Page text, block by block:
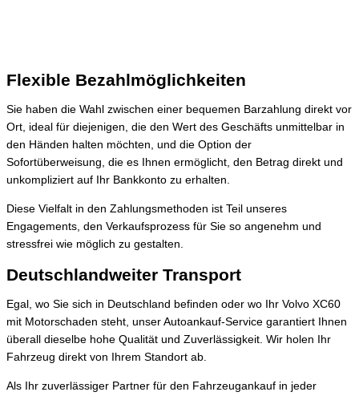
Flexible Bezahlmöglichkeiten
Sie haben die Wahl zwischen einer bequemen Barzahlung direkt vor
Ort, ideal für diejenigen, die den Wert des Geschäfts unmittelbar in
den Händen halten möchten, und die Option der
Sofortüberweisung, die es Ihnen ermöglicht, den Betrag direkt und
unkompliziert auf Ihr Bankkonto zu erhalten.
Diese Vielfalt in den Zahlungsmethoden ist Teil unseres
Engagements, den Verkaufsprozess für Sie so angenehm und
stressfrei wie möglich zu gestalten.
Deutschlandweiter Transport
Egal, wo Sie sich in Deutschland befinden oder wo Ihr Volvo XC60
mit Motorschaden steht, unser Autoankauf-Service garantiert Ihnen
überall dieselbe hohe Qualität und Zuverlässigkeit. Wir holen Ihr
Fahrzeug direkt von Ihrem Standort ab.
Als Ihr zuverlässiger Partner für den Fahrzeugankauf in jeder